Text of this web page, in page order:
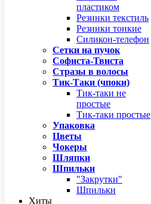
пластиком
Резинки текстиль
Резинки тонкие
Силикон-телефон
Сетки на пучок
Софиста-Твиста
Стразы в волосы
Тик-Таки (чпоки)
Тик-таки не
простые
Тик-таки простые
Упаковка
Цветы
Чокеры
Шляпки
Шпильки
"Закрутки"
Шпильки
Хиты